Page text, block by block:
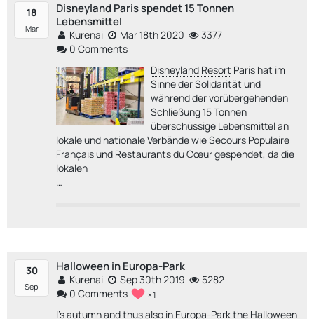
18
Mar
Disneyland Paris spendet 15 Tonnen
Lebensmittel
Kurenai Mar 18th 2020
3377
0 Comments
Disneyland Resort Paris hat im
Sinne der Solidarität und
während der vorübergehenden
Schließung 15 Tonnen
überschüssige Lebensmittel an
lokale und nationale Verbände wie Secours Populaire
Français und Restaurants du Cœur gespendet, da die
lokalen
…
30
Sep
Halloween in Europa-Park
Kurenai Sep 30th 2019
5282
0 Comments
1
I's autumn and thus also in Europa-Parkthe Halloween